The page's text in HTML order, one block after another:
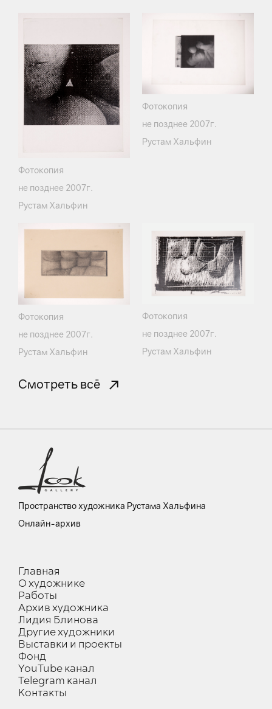
Фотокопия
не позднее 2007г.
Рустам Хальфин
Фотокопия
не позднее 2007г.
Рустам Хальфин
Фотокопия
не позднее 2007г.
Рустам Хальфин
Фотокопия
не позднее 2007г.
Рустам Хальфин
Смотреть всё
Пространство художника Рустама Хальфина
Онлайн-архив
Главная
О художнике
Работы
Архив художника
Лидия Блинова
Другие художники
Выставки и проекты
Фонд
YouTube канал
Telegram канал
Контакты